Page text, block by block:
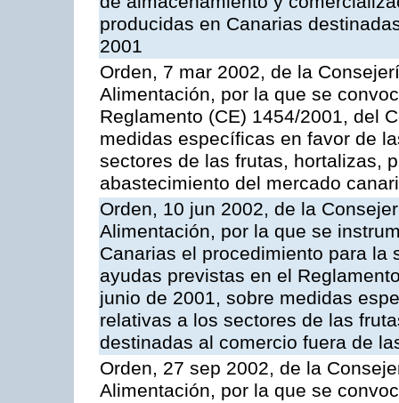
producidas en Canarias
2001
Orden, 7 mar 2002, de la
Alimentación, por la que se
Reglamento (CE) 1454/2001, del
medidas específicas en favor de
sectores de las frutas, hortalizas,
abastecimiento del mercado
Orden, 10 jun 2002, de la
Alimentación, por la que se
Canarias el procedimiento para
ayudas previstas en el
junio de 2001, sobre medidas
relativas a los sectores de las
destinadas al comercio fuera de
Orden, 27 sep 2002, de la
Alimentación, por la que se